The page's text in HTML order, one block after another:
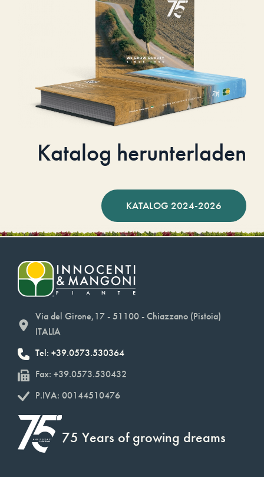
Katalog herunterladen
KATALOG 2024-2026
Via del Girone,17 - 51100 - Chiazzano (Pistoia)
ITALIA
Tel: +39.0573.530364
Fax: +39.0573.530432
P.IVA: 00144510476
75 Years of growing dreams